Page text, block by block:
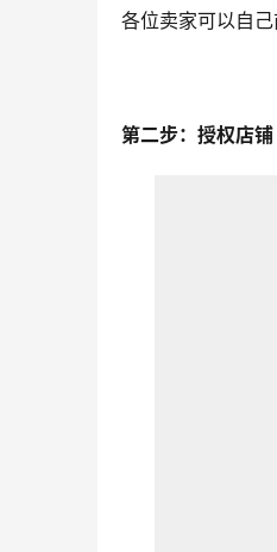
各位卖家可以自
第二步：授权店铺